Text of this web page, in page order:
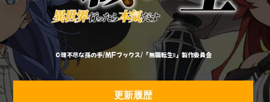
©理不尽な孫の手/MFブックス/「無職転生Ⅱ」製作委員会
更新履歴